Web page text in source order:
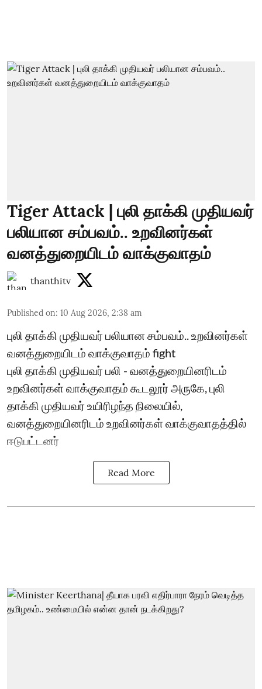
Tiger Attack | புலி தாக்கி முதியவர்
பலியான சம்பவம்.. உறவினர்கள்
வனத்துறையிடம் வாக்குவாதம்
thanthitv
Published on: 10 Aug 2026, 2:38 am
புலி தாக்கி முதியவர் பலியான சம்பவம்.. உறவினர்கள்
வனத்துறையிடம் வாக்குவாதம் fight
புலி தாக்கி முதியவர் பலி - வனத்துறையினரிடம்
உறவினர்கள் வாக்குவாதம் கூடலூர் அருகே, புலி
தாக்கி முதியவர் உயிரிழந்த நிலையில்,
வனத்துறையினரிடம் உறவினர்கள் வாக்குவாதத்தில்
ஈடுபட்டனர்
Read More